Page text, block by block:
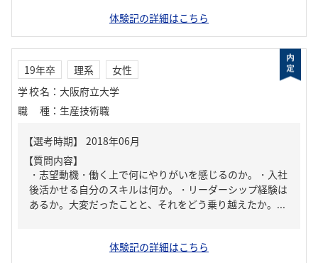
体験記の詳細はこちら
19年卒 理系
女性
学校名 ： 大阪府立大学
職種 ： 生産技術職
【質問内容】
・志望動機・働く上で何にやりがいを感じるのか。・入社
後活かせる自分のスキルは何か。・リーダーシップ経験は
あるか。大変だったことと、それをどう乗り越えたか。...
体験記の詳細はこちら